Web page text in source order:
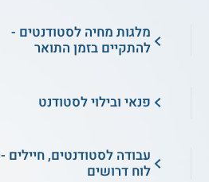
מלגות מחיה לסטודנטים -
להתקיים בזמן התואר
פנאי ובילוי לסטודנט
עבודה לסטודנטים, חיילים -
לוח דרושים